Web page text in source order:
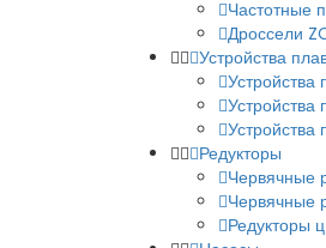
Частотные
Дроссели
Устройства
Устройства
Устройства
Устройства
Редукторы
Червячные
Червячные
Редукторы